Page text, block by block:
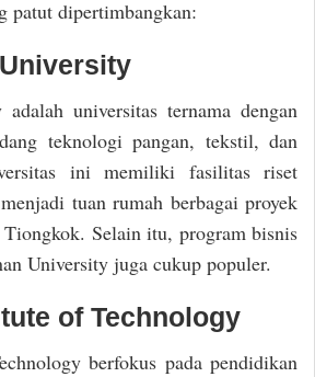
patut dipertimbangkan:
universitas ternama dengan
teknologi pangan, tekstil, dan
ini memiliki fasilitas riset
tuan rumah berbagai proyek
Selain itu, program bisnis
University juga cukup populer.
of Technology
berfokus pada pendidikan